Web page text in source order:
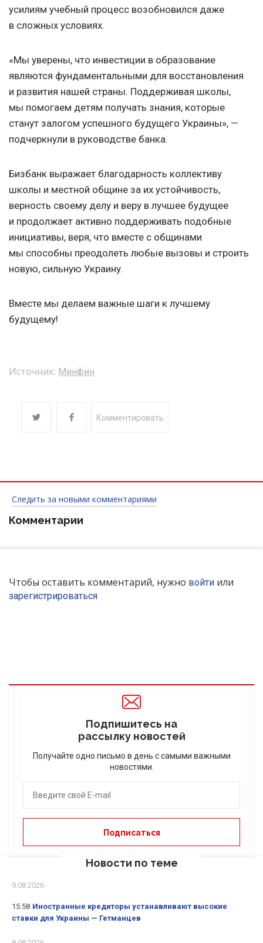
усилиям учебный процесс возобновился даже
в сложных условиях.
«Мы уверены, что инвестиции в образование
являются фундаментальными для восстановления
и развития нашей страны. Поддерживая школы,
мы помогаем детям получать знания, которые
станут залогом успешного будущего Украины», —
подчеркнули в руководстве банка.
Бизбанк выражает благодарность коллективу
школы и местной общине за их устойчивость,
верность своему делу и веру в лучшее будущее
и продолжает активно поддерживать подобные
инициативы, веря, что вместе с общинами
мы способны преодолеть любые вызовы и строить
новую, сильную Украину.
Вместе мы делаем важные шаги к лучшему
будущему!
Источник: Минфин
Комментировать
Следить за новыми комментариями
Комментарии
Чтобы оставить комментарий, нужно войти или
зарегистрироваться
Подпишитесь на
рассылку новостей
Получайте одно письмо в день с самыми важными
новостями.
Новости по теме
9.08.2026
15:58 Иностранные кредиторы устанавливают высокие
ставки для Украины — Гетманцев